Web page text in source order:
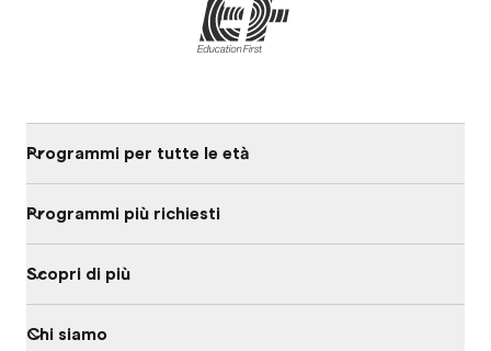
Programmi per tutte le età
Programmi più richiesti
Scopri di più
Chi siamo